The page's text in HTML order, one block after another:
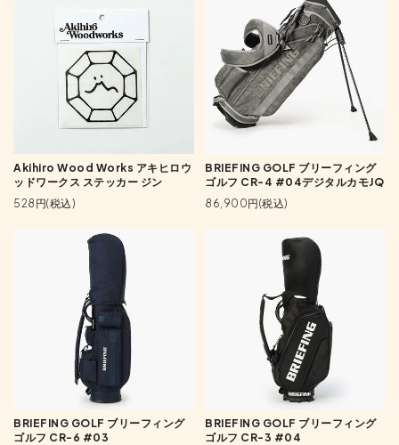
Akihiro Wood Works アキヒロウ
ッドワークス ステッカー ジン
528円(税込)
BRIEFING GOLF ブリーフィング
ゴルフ CR-4 #04デジタルカモJQ
86,900円(税込)
BRIEFING GOLF ブリーフィング
ゴルフ CR-6 #03
BRIEFING GOLF ブリーフィング
ゴルフ CR-3 #04